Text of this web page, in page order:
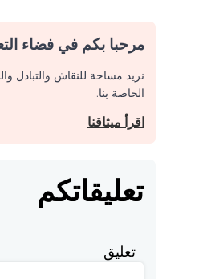
مرحبا بكم في فضاء
نريد مساحة للنقاش والتبادل
الخاصة بنا.
اقرأ ميثاقنا
تعليقاتكم
تعليق